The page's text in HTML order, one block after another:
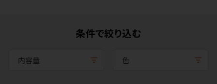
条件で絞り込む
内容量 色